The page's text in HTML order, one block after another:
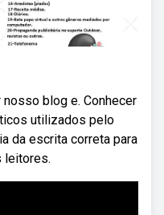
blog e. Conhecer
utilizados pelo
da escrita correta para
leitores.